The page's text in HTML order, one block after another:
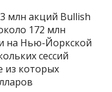
млн акций Bullish
172 млн
на Нью-Йоркской
сессий
из которых